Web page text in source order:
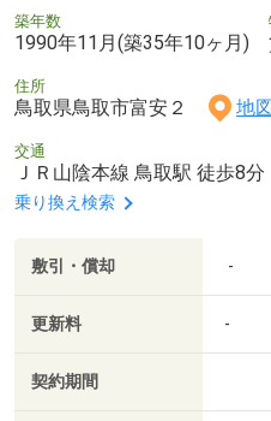
築年数
1990年11月(築35年10ヶ月)
住所
鳥取県鳥取市富安２ 地
交通
ＪＲ山陰本線 鳥取駅 徒歩8分
乗り換え検索
敷引・償却 -
更新料 -
契約期間